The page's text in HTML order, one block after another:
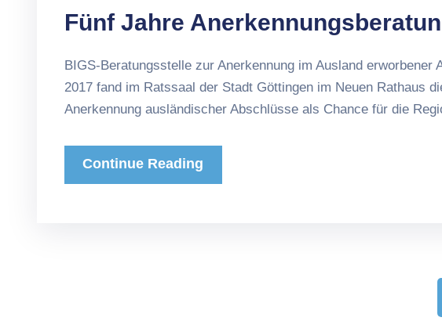
Fünf Jahre
BIGS-Beratungsstelle zur Anerkennung im Ausland
2017 fand im Ratssaal der Stadt Göttingen im Neuen Rathaus
Anerkennung ausländischer Abschlüsse als Chance für die
Continue Reading